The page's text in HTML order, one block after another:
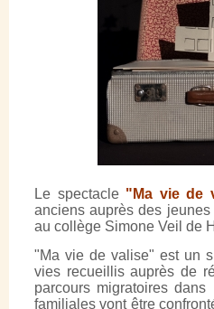
Le spectacle"Ma vie de
anciens auprès des
au collège Simone Veil de
"Ma vie de valise" est un
vies recueillis auprès de
parcours migratoires
familiales vont être